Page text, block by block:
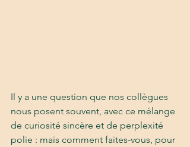
Il y a une question que nos collègues
nous posent souvent, avec ce mélange
de curiosité sincère et de perplexité
polie : mais comment faites-vous, pour